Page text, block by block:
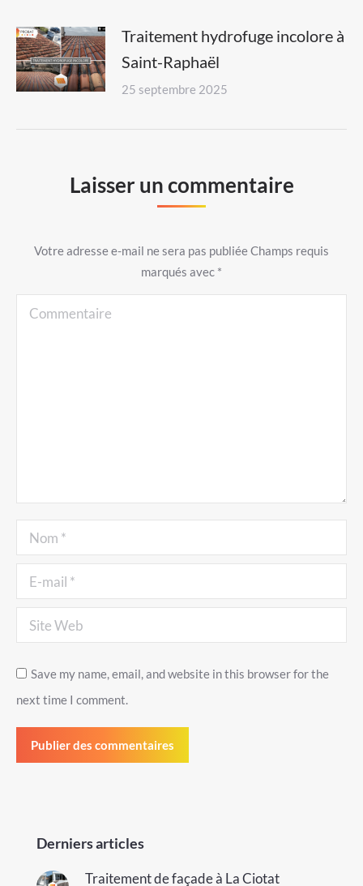
Traitement hydrofuge incolore à
Saint-Raphaël
25 septembre 2025
Laisser un commentaire
Votre adresse e-mail ne sera pas publiée Champs requis
marqués avec *
Commentaire
Nom *
E-mail *
Site Web
Save my name, email, and website in this browser for the
next time I comment.
Publier des commentaires
Derniers articles
Traitement de façade à La Ciotat